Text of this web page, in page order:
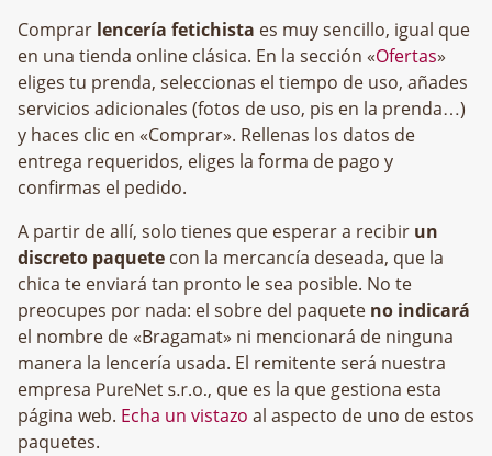
Comprar lencería fetichista es muy sencillo, igual que
en una tienda online clásica. En la sección «Ofertas»
eliges tu prenda, seleccionas el tiempo de uso, añades
servicios adicionales (fotos de uso, pis en la prenda…)
y haces clic en «Comprar». Rellenas los datos de
entrega requeridos, eliges la forma de pago y
confirmas el pedido.
A partir de allí, solo tienes que esperar a recibir un
discreto paquete con la mercancía deseada, que la
chica te enviará tan pronto le sea posible. No te
preocupes por nada: el sobre del paquete no indicará
el nombre de «Bragamat» ni mencionará de ninguna
manera la lencería usada. El remitente será nuestra
empresa
, que es la que gestiona esta
página web. Echa un vistazo al aspecto de uno de estos
paquetes.